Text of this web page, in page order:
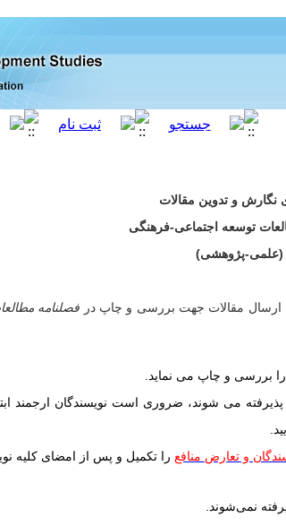
نگارش و تدوین مقالات
توسعه اجتماعی-فرهنگی
(علمی-پژوهشی)
ارسال مقالات جهت بررسی و چاپ در فصلنامه
را بررسی و چاپ می نماید
می­ شوند، ضروری است نویسندگان ارجمند
و تعارض منافع را تکمیل و پس از امضای کلیه
نمیشوند